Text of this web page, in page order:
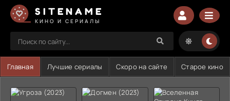
SITENAME
КИНО И СЕРИАЛЫ
Главная Лучшие сериалы Скоро на сайте Старое кино